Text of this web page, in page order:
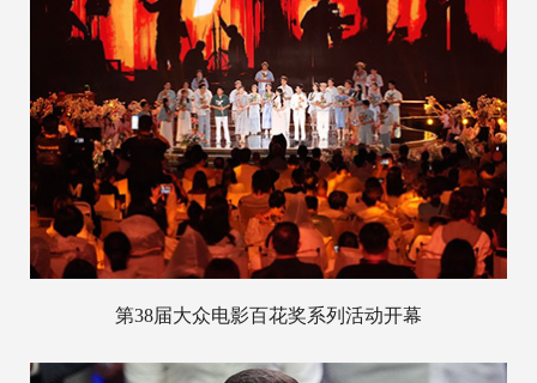
第38届大众电影百花奖系列活动开幕